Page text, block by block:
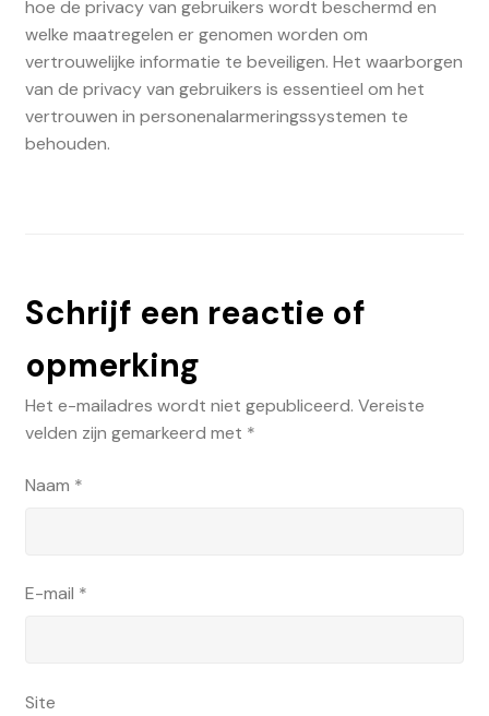
hoe de privacy van gebruikers wordt beschermd en
welke maatregelen er genomen worden om
vertrouwelijke informatie te beveiligen. Het waarborgen
van de privacy van gebruikers is essentieel om het
vertrouwen in personenalarmeringssystemen te
behouden.
Schrijf een reactie of
opmerking
Het e-mailadres wordt niet gepubliceerd. Vereiste
velden zijn gemarkeerd met *
Naam *
E-mail *
Site